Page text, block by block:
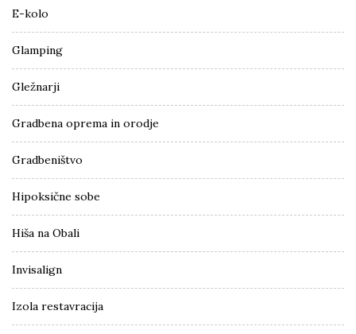
E-kolo
Glamping
Gležnarji
Gradbena oprema in orodje
Gradbeništvo
Hipoksične sobe
Hiša na Obali
Invisalign
Izola restavracija